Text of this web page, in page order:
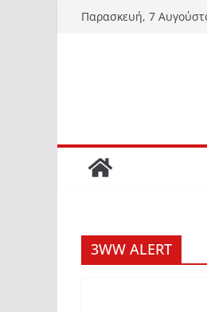
Μετάβαση
Παρασκευή, 7
3WW ALERT